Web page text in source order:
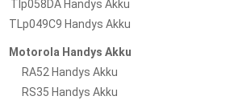
Tlp058DA Handys Akku
TLp049C9 Handys Akku
Motorola Handys Akku
RA52 Handys Akku
RS35 Handys Akku